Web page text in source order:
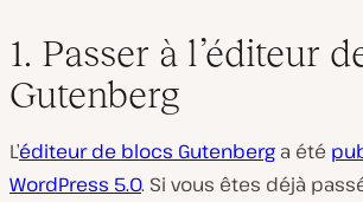
1. Passer à l’éditeur
Gutenberg
L’éditeur de blocs Gutenberg a été
WordPress 5.0. Si vous êtes déjà